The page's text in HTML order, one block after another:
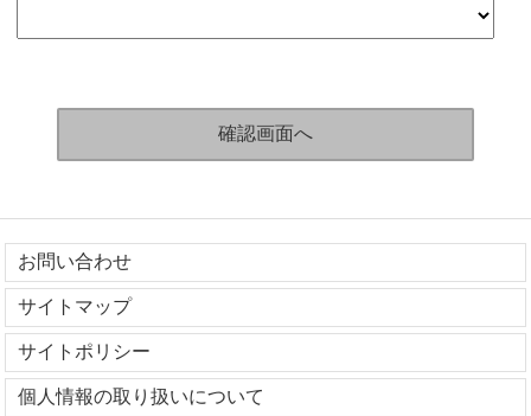
お問い合わせ
サイトマップ
サイトポリシー
個人情報の取り扱いについて